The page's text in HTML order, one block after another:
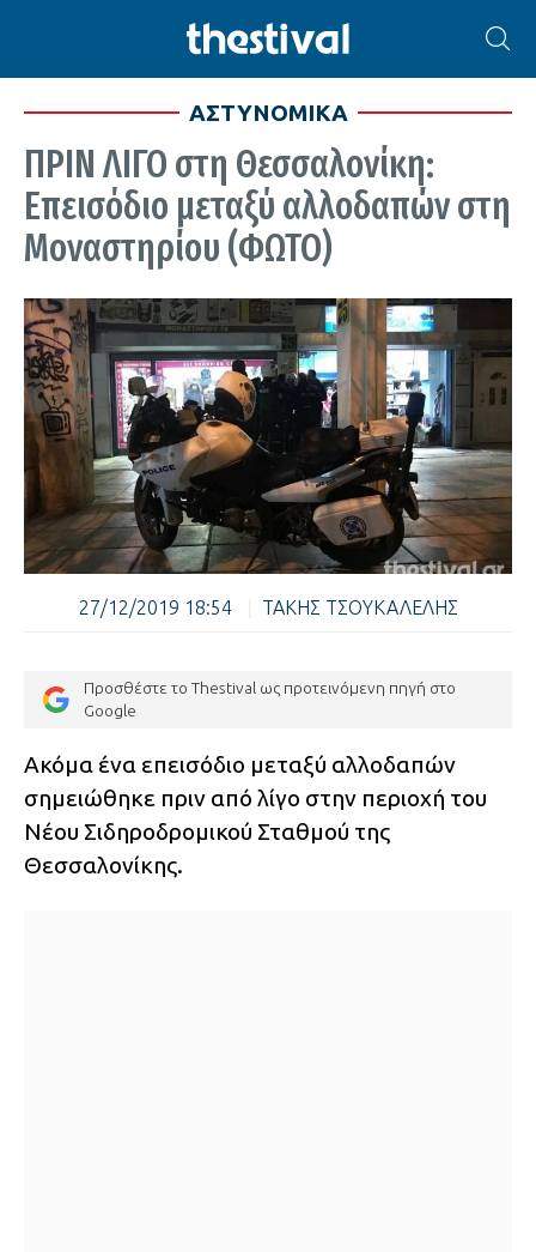
ΑΣΤΥΝΟΜΙΚΑ
ΠΡΙΝ ΛΙΓΟ στη Θεσσαλονίκη:
Επεισόδιο μεταξύ αλλοδαπών στη
Μοναστηρίου (ΦΩΤΟ)
27/12/2019 18:54 ΤΑΚΗΣ ΤΣΟΥΚΑΛΕΛΗΣ
Προσθέστε το Thestival ως προτεινόμενη πηγή στο
Google
Ακόμα ένα επεισόδιο μεταξύ αλλοδαπών
σημειώθηκε πριν από λίγο στην περιοχή του
Νέου Σιδηροδρομικού Σταθμού της
Θεσσαλονίκης.